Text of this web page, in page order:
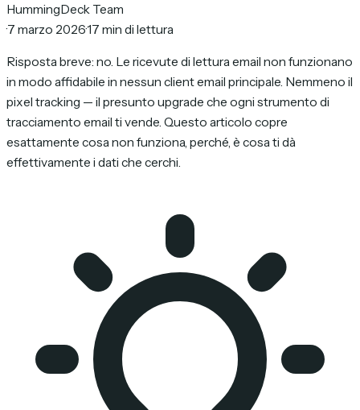
HummingDeck Team
·7 marzo 2026·17 min di lettura
Risposta breve: no. Le ricevute di lettura email non funzionano
in modo affidabile in nessun client email principale. Nemmeno il
pixel tracking — il presunto upgrade che ogni strumento di
tracciamento email ti vende. Questo articolo copre
esattamente cosa non funziona, perché, è cosa ti dà
effettivamente i dati che cerchi.